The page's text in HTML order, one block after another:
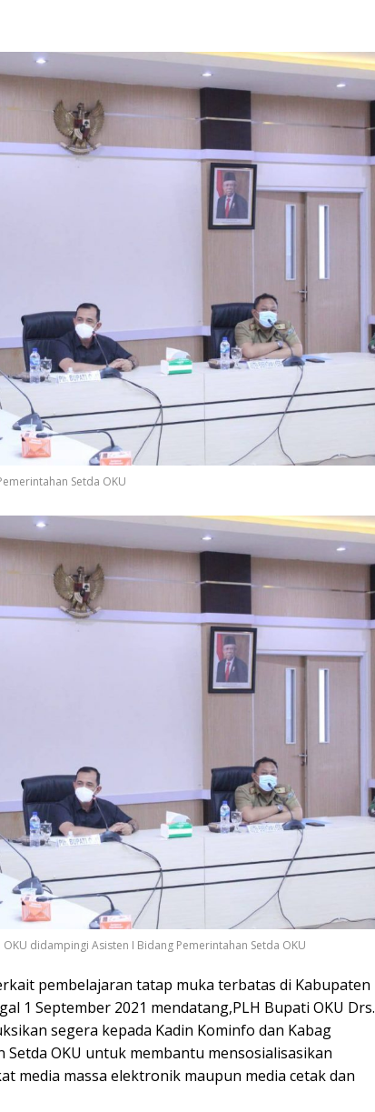
Setda OKU
didampingi Asisten I Bidang Pemerintahan Setda OKU
pembelajaran tatap muka terbatas di Kabupaten
1 September 2021 mendatang,PLH Bupati OKU Drs.
segera kepada Kadin Kominfo dan Kabag
OKU untuk membantu mensosialisasikan
media massa elektronik maupun media cetak dan